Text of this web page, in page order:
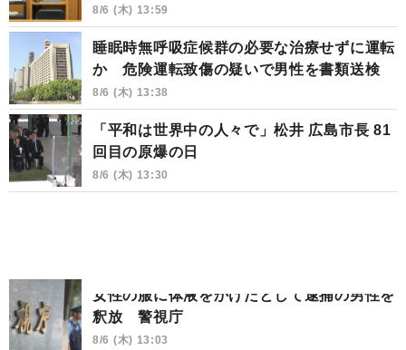
8/6 (木) 13:59
睡眠時無呼吸症候群の必要な治療せずに運転
か 危険運転致傷の疑いで男性を書類送検
8/6 (木) 13:38
「平和は世界中の人々で」松井 広島市長 81
回目の原爆の日
8/6 (木) 13:30
女性の服に体液をかけたとして逮捕の男性を
釈放 警視庁
8/6 (木) 13:03